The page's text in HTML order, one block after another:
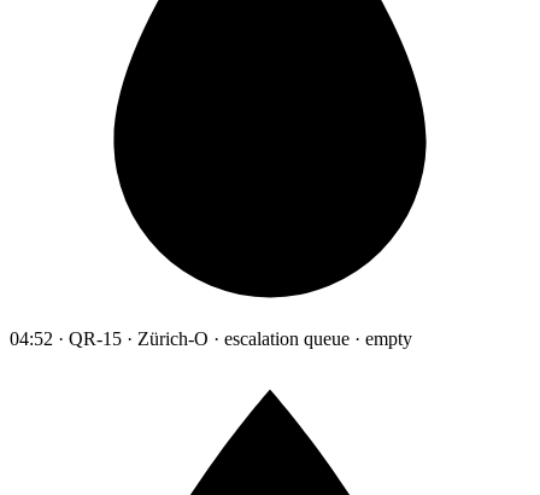
04:52 · QR-15 · Zürich-O · escalation queue · empty